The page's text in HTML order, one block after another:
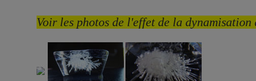
Voir les photos de l'effet de la